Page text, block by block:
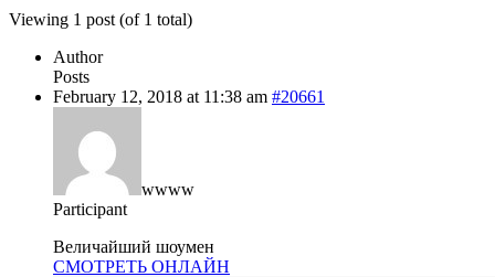
Viewing 1 post (of 1 total)
Author
Posts
February 12, 2018 at 11:38 am #20661
wwww
Participant
Величайший шоумен
СМОТРЕТЬ ОНЛАЙН